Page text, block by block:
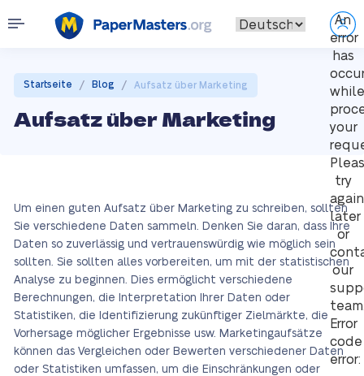
An
error
has
while
your
try
again
later
or
our
Error
code
error:
Startseite / Blog / Aufsatz über Marketing
Aufsatz über Marketing
Um einen guten Aufsatz über Marketing zu schreiben, sollten
Sie verschiedene Daten sammeln. Denken Sie daran, dass Ihre
Daten so zuverlässig und vertrauenswürdig wie möglich sein
sollten. Sie sollten alles vorbereiten, um mit der statistischen
Analyse zu beginnen. Dies ermöglicht verschiedene
Berechnungen, die Interpretation Ihrer Daten oder
Statistiken, die Identifizierung zukünftiger Zielmärkte, die
Vorhersage möglicher Ergebnisse usw. Marketingaufsätze
können das Vergleichen oder Bewerten verschiedener Daten
oder Statistiken umfassen, um die Einschränkungen oder